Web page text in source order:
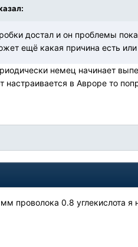
достал и он проблемы
ещё какая причина есть
немец начинает
в Авроре то
проволока 0.8 углекислота